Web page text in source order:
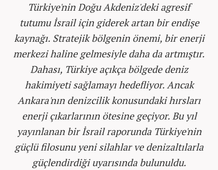
Türkiye'nin Doğu Akdeniz'deki agresif
tutumu İsrail için giderek artan bir endişe
kaynağı. Stratejik bölgenin önemi, bir enerji
merkezi haline gelmesiyle daha da artmıştır.
Dahası, Türkiye açıkça bölgede deniz
hakimiyeti sağlamayı hedefliyor. Ancak
Ankara'nın denizcilik konusundaki hırsları
enerji çıkarlarının ötesine geçiyor. Bu yıl
yayınlanan bir İsrail raporunda Türkiye'nin
güçlü filosunu yeni silahlar ve denizaltılarla
güçlendirdiği uyarısında bulunuldu.